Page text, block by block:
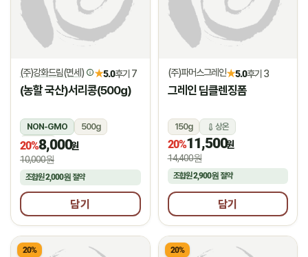
(주)강화드림(면세) ★5.0후기 7
(농할 국산)서리콩(500g)
NON-GMO
500g
상온
20%8,000원
10,000원
조합원2,000원 절약
담기
(주)파머스그레인★5.0후기 3
그레인 딥클렌징폼
150g 상온
20%11,500원
14,400원
조합원2,900원절약
담기
20% 20%